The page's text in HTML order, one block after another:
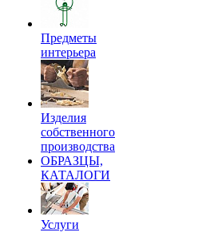
Предметы
интерьера
Изделия
собственного
производства
ОБРАЗЦЫ,
КАТАЛОГИ
Услуги